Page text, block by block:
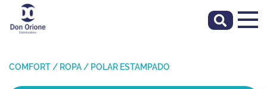
COMFORT / ROPA / POLAR ESTAMPADO